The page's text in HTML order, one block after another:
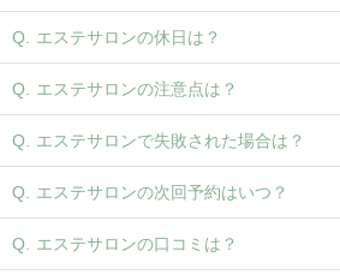
エステサロンの休日は？
エステサロンの注意点は？
エステサロンで失敗された場合は？
エステサロンの次回予約はいつ？
エステサロンの口コミは？